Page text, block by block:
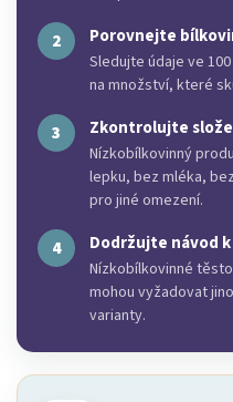
Porovnejte
Sledujte údaje ve
na množství, které
Zkontrolujte
Nízkobílkovinný
lepku, bez mléka,
pro jiné omezení.
Dodržujte návod
Nízkobílkovinné
mohou vyžadovat
varianty.